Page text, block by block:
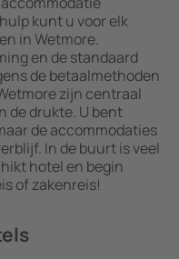
kunt u voor elk
in Wetmore.
en de standaard
de betaalmethoden
zijn centraal
de drukte. U bent
de accommodaties
In de buurt is veel
hotel en begin
of zakenreis!